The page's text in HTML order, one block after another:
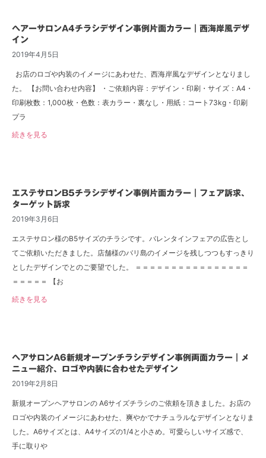
ヘアーサロンA4チラシデザイン事例片面カラー｜西海岸風デザ
イン
2019年4月5日
お店のロゴや内装のイメージにあわせた、西海岸風なデザインとなりまし
た。 【お問い合わせ内容】 ・ご依頼内容：デザイン・印刷・サイズ：A4・
印刷枚数：1,000枚・色数：表カラー・裏なし・用紙：コート73kg・印刷
プラ
続きを見る
エステサロンB5チラシデザイン事例片面カラー｜フェア訴求、
ターゲット訴求
2019年3月6日
エステサロン様のB5サイズのチラシです。バレンタインフェアの広告とし
てご依頼いただきました。店舗様のバリ島のイメージを残しつつもすっきり
としたデザインでとのご要望でした。 ＝＝＝＝＝＝＝＝＝＝＝＝＝＝＝＝
＝＝＝＝＝ 【お
続きを見る
ヘアサロンA6新規オープンチラシデザイン事例両面カラー｜メ
ニュー紹介、ロゴや内装に合わせたデザイン
2019年2月8日
新規オープンヘアサロンの A6サイズチラシのご依頼を頂きました。お店の
ロゴや内装のイメージにあわせた、爽やかでナチュラルなデザインとなりま
した。A6サイズとは、A4サイズの1/4と小さめ。可愛らしいサイズ感で、
手に取りや